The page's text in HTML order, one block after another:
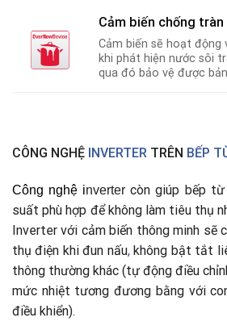
Cảm biến chống tràn
Cảm biến sẽ hoạt
khi phát hiện nước sôi
qua đó bảo vệ được
CÔNG NGHỆ INVERTER TRÊN BẾP
Công nghệ inverter còn giúp bếp từ
suất phù hợp để không làm tiêu thụ
Inverter với cảm biến thông minh sẽ
thụ điện khi đun nấu,không bật tắt
thông thường khác (tự động điều
mức nhiệt tương đương bằng với
điều khiển).